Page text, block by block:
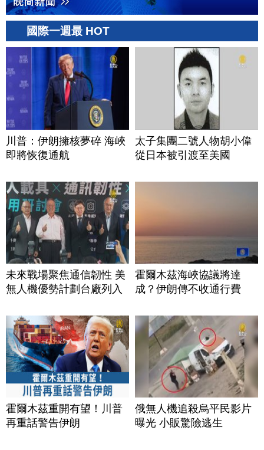
國際一週最 HOT
川普：伊朗擁核夢碎 海峽
即將恢復通航
太子集團二號人物胡小偉
從日本被引渡至美國
未來戰場聚焦通信韌性 美
無人機優勢計劃台廠列入
霍爾木茲海峽協議將達
成？伊朗傳不收通行費
霍爾木茲重開有望！川普
再重話警告伊朗
俄無人機追殺烏平民影片
曝光 小販驚險逃生